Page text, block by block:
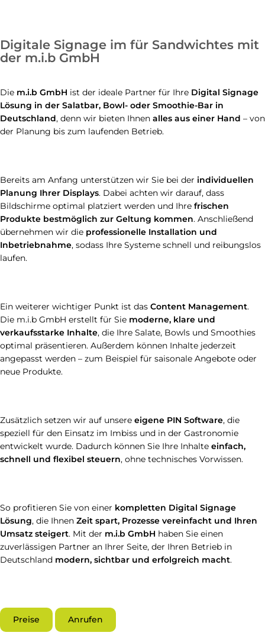
Digitale Signage im für Sandwichtes mit
der m.i.b GmbH
Die m.i.b GmbH ist der ideale Partner für Ihre Digital Signage
Lösung in der Salatbar, Bowl- oder Smoothie-Bar in
Deutschland, denn wir bieten Ihnen alles aus einer Hand – von
der Planung bis zum laufenden Betrieb.
Bereits am Anfang unterstützen wir Sie bei der individuellen
Planung Ihrer Displays. Dabei achten wir darauf, dass
Bildschirme optimal platziert werden und Ihre frischen
Produkte bestmöglich zur Geltung kommen. Anschließend
übernehmen wir die professionelle Installation und
Inbetriebnahme, sodass Ihre Systeme schnell und reibungslos
laufen.
Ein weiterer wichtiger Punkt ist das Content Management.
Die m.i.b GmbH erstellt für Sie moderne, klare und
verkaufsstarke Inhalte, die Ihre Salate, Bowls und Smoothies
optimal präsentieren. Außerdem können Inhalte jederzeit
angepasst werden – zum Beispiel für saisonale Angebote oder
neue Produkte.
Zusätzlich setzen wir auf unsere eigene PIN Software, die
speziell für den Einsatz im Imbiss und in der Gastronomie
entwickelt wurde. Dadurch können Sie Ihre Inhalte einfach,
schnell und flexibel steuern, ohne technisches Vorwissen.
So profitieren Sie von einer kompletten Digital Signage
Lösung, die Ihnen Zeit spart, Prozesse vereinfacht und Ihren
Umsatz steigert. Mit der m.i.b GmbH haben Sie einen
zuverlässigen Partner an Ihrer Seite, der Ihren Betrieb in
Deutschland modern, sichtbar und erfolgreich macht.
Preise Anrufen